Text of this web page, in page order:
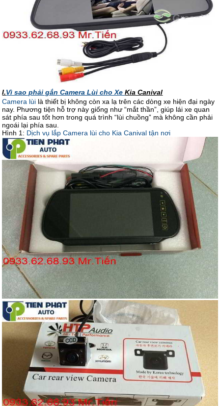
I.Vì sao phải gắn Camera Lùi cho XeKia Canival
Camera lùi là thiết bị không còn xa lạ trên các dòng xe hiện đại ngày
nay. Phương tiện hỗ trợ này giống như “mắt thần”, giúp lái xe quan
sát phía sau tốt hơn trong quá trình “lùi chuồng” mà không cần phải
ngoái lại phía sau.
Hình 1: Dịch vụ lắp Camera lùi cho Kia Canival tận nơi